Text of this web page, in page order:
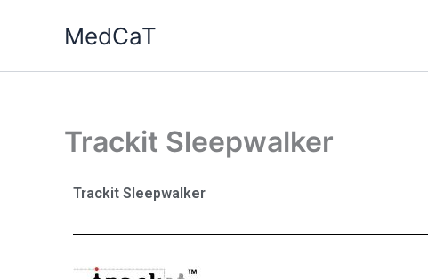
MedCaT
Trackit Sleepwalker
Trackit Sleepwalker